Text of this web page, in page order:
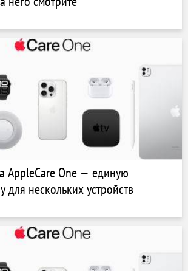
AppleCare One — единую
для нескольких устройств